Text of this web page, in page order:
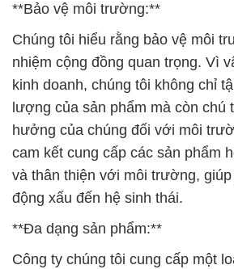
**Bảo vệ môi trường:**
Chúng tôi hiểu rằng bảo vệ môi
nhiệm cộng đồng quan trọng. Vì
kinh doanh, chúng tôi không chỉ
lượng của sản phẩm mà còn chú
hưởng của chúng đối với môi
cam kết cung cấp các sản phẩm
và thân thiện với môi trường,
động xấu đến hệ sinh thái.
**Đa dạng sản phẩm:**
Công ty chúng tôi cung cấp một